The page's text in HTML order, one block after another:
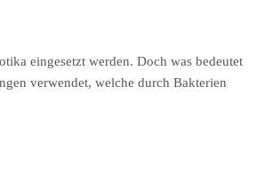
eingesetzt werden. Doch was bedeutet
verwendet, welche durch Bakterien